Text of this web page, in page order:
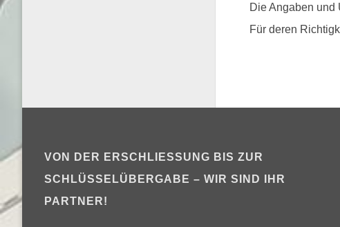
Die Angaben und
Für deren
VON DER ERSCHLIESSUNG BIS ZUR S
CHLÜSSELÜBERGABE – WIR SIND IHR P
ARTNER!